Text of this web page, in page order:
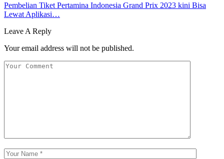
Pembelian Tiket Pertamina Indonesia Grand Prix 2023 kini Bisa
Lewat Aplikasi…
Leave A Reply
Your email address will not be published.